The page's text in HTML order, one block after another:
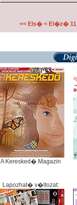
<< Els� < El�z� 11
A Keresked� Magazin
Lapozhat� v�ltozat: